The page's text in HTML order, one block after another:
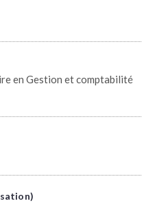
en Gestion et comptabilité